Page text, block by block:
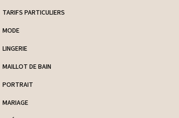
TARIFS PARTICULIERS
MODE
LINGERIE
MAILLOT DE BAIN
PORTRAIT
MARIAGE